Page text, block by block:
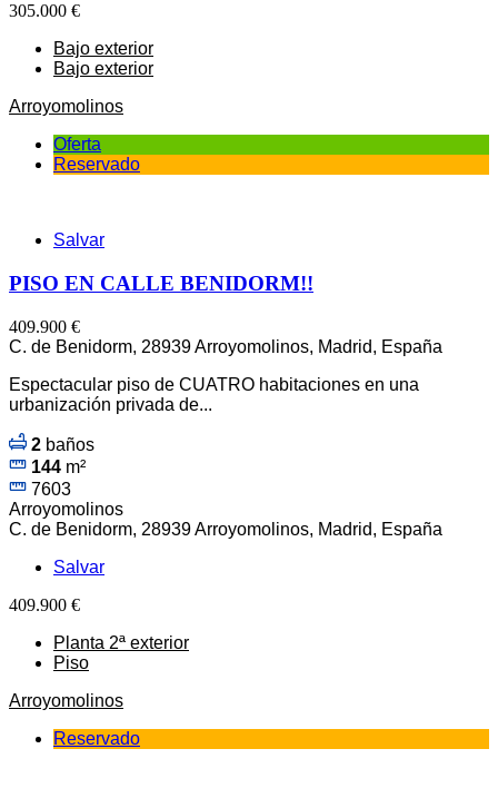
305.000 €
Bajo exterior
Bajo exterior
Arroyomolinos
Oferta
Reservado
Salvar
PISO EN CALLE BENIDORM!!
409.900 €
C. de Benidorm, 28939 Arroyomolinos, Madrid, España
Espectacular piso de CUATRO habitaciones en una
urbanización privada de...
2 baños
144 m²
7603
Arroyomolinos
C. de Benidorm, 28939 Arroyomolinos, Madrid, España
Salvar
409.900 €
Planta 2ª exterior
Piso
Arroyomolinos
Reservado